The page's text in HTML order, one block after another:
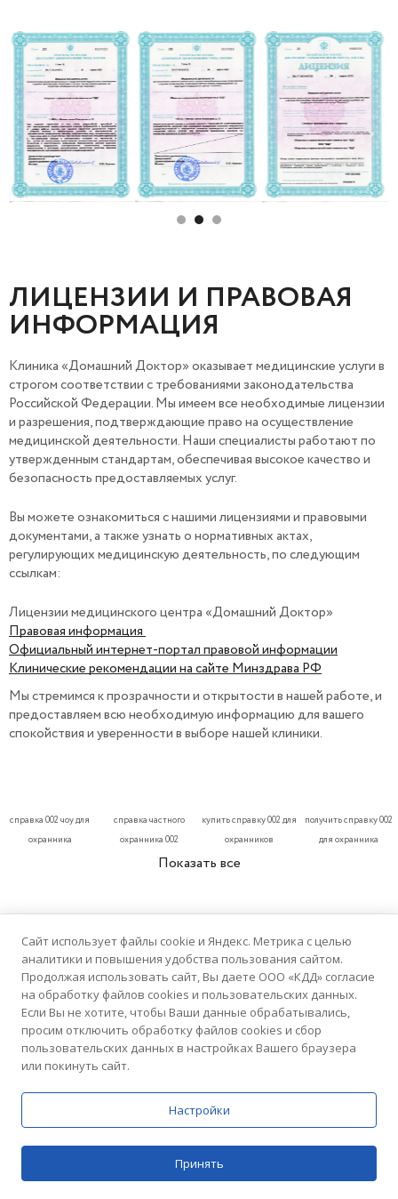
ЛИЦЕНЗИИ И ПРАВОВАЯ
ИНФОРМАЦИЯ
Клиника «Домашний Доктор» оказывает медицинские услуги в
строгом соответствии с требованиями законодательства
Российской Федерации. Мы имеем все необходимые лицензии
и разрешения, подтверждающие право на осуществление
медицинской деятельности. Наши специалисты работают по
утвержденным стандартам, обеспечивая высокое качество и
безопасность предоставляемых услуг.
Вы можете ознакомиться с нашими лицензиями и правовыми
документами, а также узнать о нормативных актах,
регулирующих медицинскую деятельность, по следующим
ссылкам:
Лицензии медицинского центра «Домашний Доктор»
Правовая информация
Официальный интернет-портал правовой информации
Клинические рекомендации на сайте Минздрава РФ
Мы стремимся к прозрачности и открытости в нашей работе, и
предоставляем всю необходимую информацию для вашего
спокойствия и уверенности в выборе нашей клиники.
справка 002 чоу для
охранника
справка частного
охранника 002
купить справку 002 для
охранников
получить справку 002
для охранника
Показать все
Цены Поиск
РЕЙТИНГ КЛИНИК
Домашний Доктор
Медицинский центр
5.0
76 отзывов
5.0
Сайт использует файлы cookie и Яндекс. Метрика с целью
аналитики и повышения удобства пользования сайтом.
Продолжая использовать сайт, Вы даете ООО «КДД» согласие
на обработку файлов cookies и пользовательских данных.
Если Вы не хотите, чтобы Ваши данные обрабатывались,
просим отключить обработку файлов cookies и сбор
пользовательских данных в настройках Вашего браузера
или покинуть сайт.
Настройки
Принять